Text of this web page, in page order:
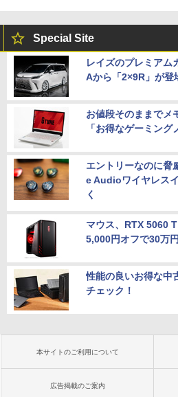
Special Site
レイズのプレミアム
Aから「2×9R」が登
お値段そのままでメ
「お得なゲーミング
エントリーなのに
e Audioワイヤレス
く
マウス、RTX 5060
5,000円オフで30万
性能の良いお得な中
チェック！
本サイトのご利用について
広告掲載のご案内